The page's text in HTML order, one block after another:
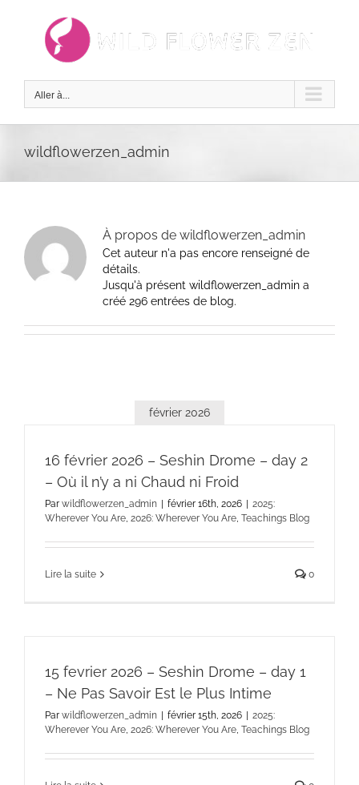
Aller à...
wildflowerzen_admin
À propos de wildflowerzen_admin
Cet auteur n'a pas encore renseigné de
détails.
Jusqu'à présent wildflowerzen_admin a
créé 296 entrées de blog.
février 2026
16 février 2026 – Seshin Drome – day 2
– Où il n’y a ni Chaud ni Froid
Par wildflowerzen_admin | février 16th, 2026 | 2025:
Wherever You Are 2026: Wherever You Are Teachings Blog
Lire la suite 0
15 fevrier 2026 – Seshin Drome – day 1
– Ne Pas Savoir Est le Plus Intime
Par wildflowerzen_admin | février 15th, 2026 | 2025:
Wherever You Are 2026: Wherever You Are Teachings Blog